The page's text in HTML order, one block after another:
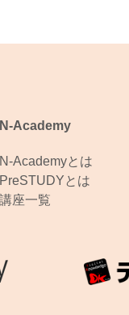
N-Academy
N-Academyとは
PreSTUDYとは
講座一覧